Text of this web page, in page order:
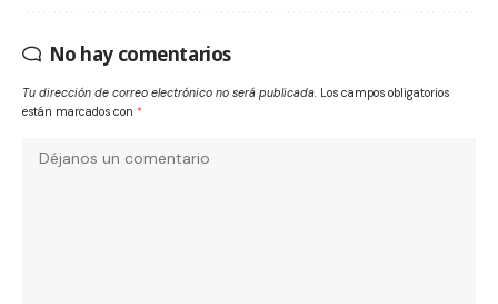
No hay comentarios
Tu dirección de correo electrónico no será publicada. Los campos obligatorios
están marcados con *